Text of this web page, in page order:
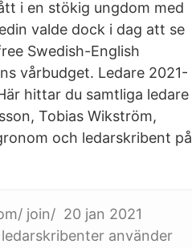
i en stökig ungdom med
valde dock i dag att se
Swedish-English
vårbudget. Ledare 2021-
hittar du samtliga ledare
Tobias Wikström,
och ledarskribent på
join/ 20 jan 2021
använder